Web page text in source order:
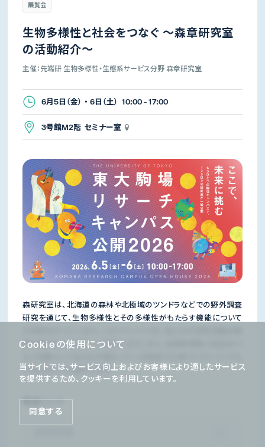
Cookieの使用について
当サイトでは、サービス向上およびお客様により適したサービス
を提供するため、クッキーを利用しています。
同意する
展覧会
生物多様性と社会をつなぐ ～森章研究室
の活動紹介～
主催：先端研 生物多様性・生態系サービス分野 森章研究室
6月5日（金） ・ 6日（土） 10:00 - 17:00
3号館M2階 セミナー室
森研究室は、北海道の森林や北極域のツンドラなどでの野外調査
研究を通じて、生物多様性とその多様性がもたらす機能について
像や展示などを通してご紹介します。また、生物多様性と社会をつ
パネルなどでご紹介します。
関連リンク